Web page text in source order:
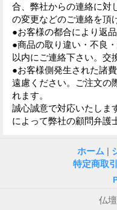
合、弊社からの連絡に対
の変更などのご連絡を頂
●お客様の都合により返
●商品の取り違い・不良
以内にご連絡下さい。交
●お客様側発生された諸
遠慮ください。ご注文の
れます。
誠心誠意で対応いたしま
によって弊社の顧問弁護
ホーム |
特定商取
仏